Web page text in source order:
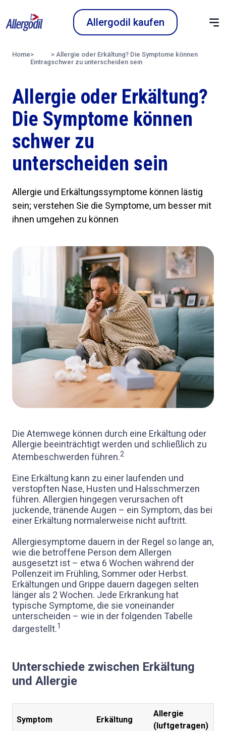
Allergodil kaufen
Home>
Eintrag
> Allergie oder Erkältung? Die Symptome können
schwer zu unterscheiden sein
Allergie oder Erkältung?
Die Symptome können
schwer zu
unterscheiden sein
Allergie und Erkältungssymptome können lästig
sein; verstehen Sie die Symptome, um besser mit
ihnen umgehen zu können
Die Atemwege können durch eine Erkältung oder
Allergie beeinträchtigt werden und schließlich zu
Atembeschwerden führen.2
Eine Erkältung kann zu einer laufenden und
verstopften Nase, Husten und Halsschmerzen
führen. Allergien hingegen verursachen oft
juckende, tränende Augen – ein Symptom, das bei
einer Erkältung normalerweise nicht auftritt.
Allergiesymptome dauern in der Regel so lange an,
wie die betroffene Person dem Allergen
ausgesetzt ist – etwa 6 Wochen während der
Pollenzeit im Frühling, Sommer oder Herbst.
Erkältungen und Grippe dauern dagegen selten
länger als 2 Wochen. Jede Erkrankung hat
typische Symptome, die sie voneinander
unterscheiden – wie in der folgenden Tabelle
dargestellt.1
Unterschiede zwischen Erkältung
und Allergie
Symptom Erkältung
Allergie
(luftgetragen)